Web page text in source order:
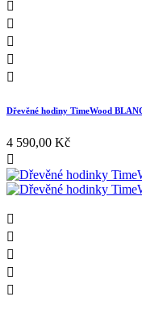





Dřevěné hodiny TimeWood
4 590,00 Kč





